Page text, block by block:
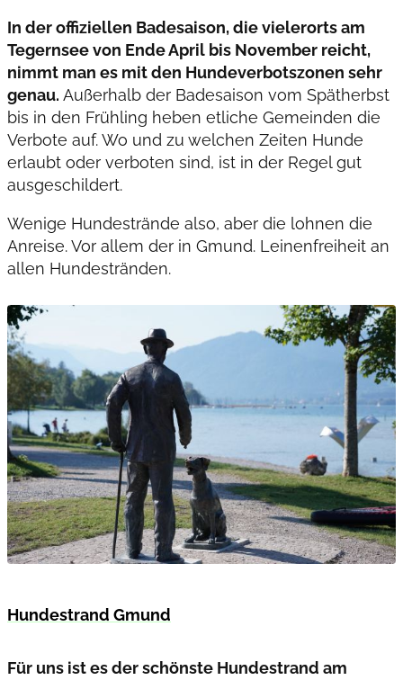
In der offiziellen Badesaison, die vielerorts am
Tegernsee von Ende April bis November reicht,
nimmt man es mit den Hundeverbotszonen sehr
genau. Außerhalb der Badesaison vom Spätherbst
bis in den Frühling heben etliche Gemeinden die
Verbote auf. Wo und zu welchen Zeiten Hunde
erlaubt oder verboten sind, ist in der Regel gut
ausgeschildert.
Wenige Hundestrände also, aber die lohnen die
Anreise. Vor allem der in Gmund. Leinenfreiheit an
allen Hundestränden.
Hundestrand Gmund
Für uns ist es der schönste Hundestrand am